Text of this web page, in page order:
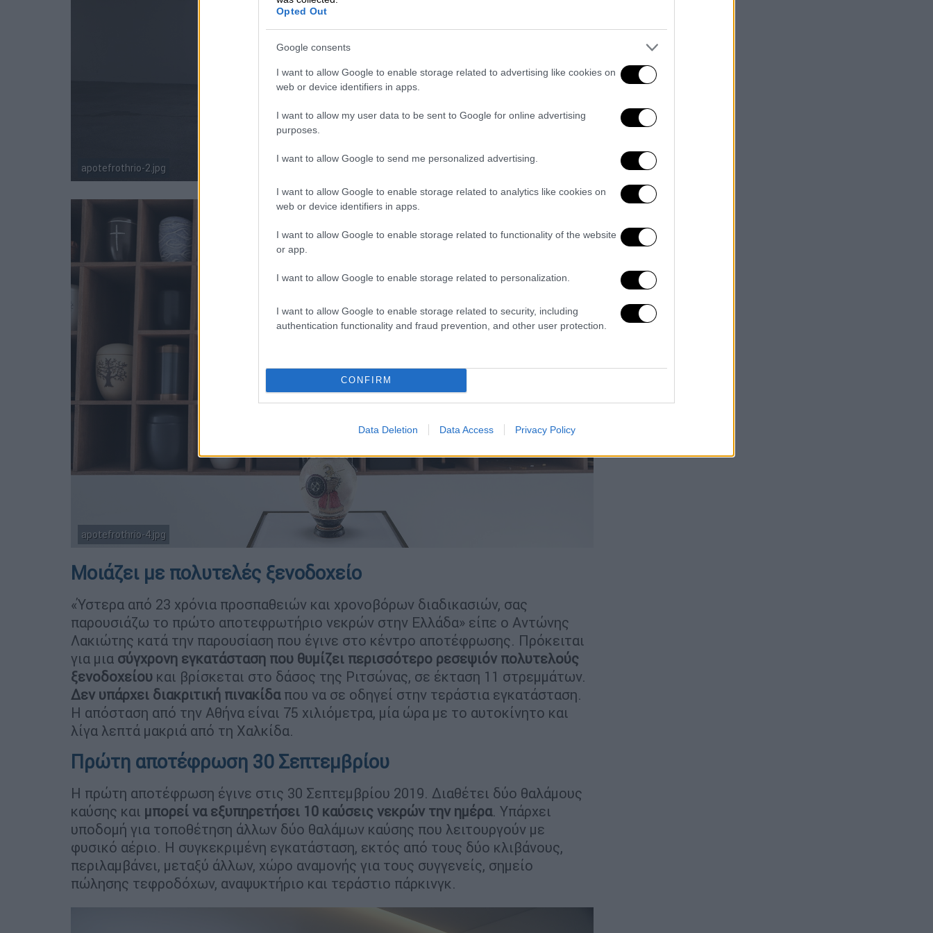
Opted Out
Google consents
I want to allow Google to enable storage related to advertising like cookies on
web or device identifiers in apps.
I want to allow my user data to be sent to Google for online advertising
purposes.
I want to allow Google to send me personalized advertising.
I want to allow Google to enable storage related to analytics like cookies on
web or device identifiers in apps.
I want to allow Google to enable storage related to functionality of the website
or app.
I want to allow Google to enable storage related to personalization.
I want to allow Google to enable storage related to security, including
authentication functionality and fraud prevention, and other user protection.
CONFIRM
Data Deletion Data Access Privacy Policy
apotefrothrio-2.jpg
apotefrothrio-4.jpg
Μοιάζει με πολυτελές ξενοδοχείο
«Ύστερα από 23 χρόνια προσπαθειών και χρονοβόρων διαδικασιών, σας
παρουσιάζω το πρώτο αποτεφρωτήριο νεκρών στην Ελλάδα» είπε ο Αντώνης
Λακιώτης κατά την παρουσίαση που έγινε στο κέντρο αποτέφρωσης. Πρόκειται
για μια σύγχρονη εγκατάσταση που θυμίζει περισσότερο ρεσεψιόν πολυτελούς
ξενοδοχείου και βρίσκεται στο δάσος της Ριτσώνας, σε έκταση 11 στρεμμάτων.
Δεν υπάρχει διακριτική πινακίδαπου να σε οδηγεί στην τεράστια εγκατάσταση.
Η απόσταση από την Αθήνα είναι 75 χιλιόμετρα, μία ώρα με το αυτοκίνητο και
λίγα λεπτά μακριά από τη Χαλκίδα.
Πρώτη αποτέφρωση 30 Σεπτεμβρίου
Η πρώτη αποτέφρωση έγινε στις 30 Σεπτεμβρίου 2019. Διαθέτει δύο θαλάμους
καύσης και μπορεί να εξυπηρετήσει 10 καύσεις νεκρών την ημέρα. Υπάρχει
υποδομή για τοποθέτηση άλλων δύο θαλάμων καύσης που λειτουργούν με
φυσικό αέριο. Η συγκεκριμένη εγκατάσταση, εκτός από τους δύο κλιβάνους,
περιλαμβάνει, μεταξύ άλλων, χώρο αναμονής για τους συγγενείς, σημείο
πώλησης τεφροδόχων, αναψυκτήριο και τεράστιο πάρκινγκ.